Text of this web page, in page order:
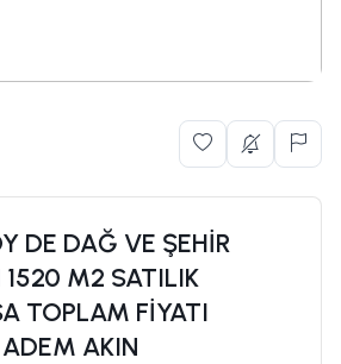
DE DAĞ VE ŞEHİR
M2 SATILIK
TOPLAM FİYATI
AKIN